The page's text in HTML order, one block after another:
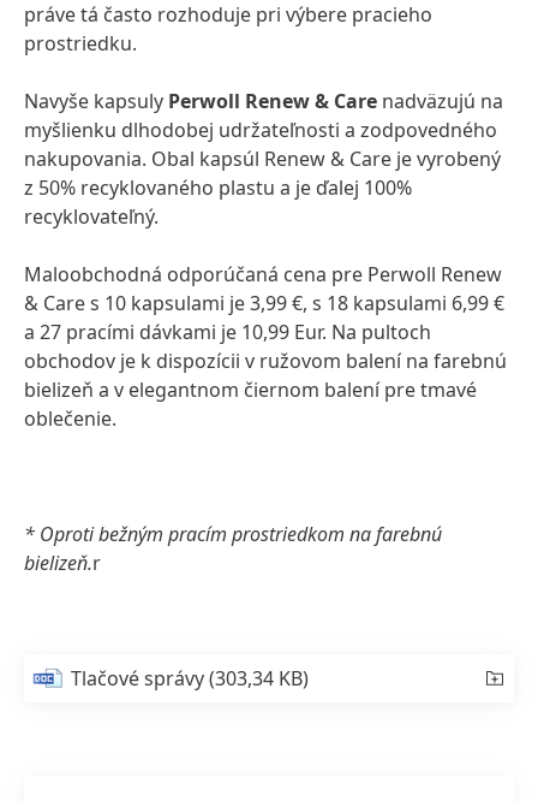
práve tá často rozhoduje pri výbere pracieho
prostriedku.
Navyše kapsuly Perwoll Renew & Care nadväzujú na
myšlienku dlhodobej udržateľnosti a zodpovedného
nakupovania. Obal kapsúl Renew & Care je vyrobený
z 50% recyklovaného plastu a je ďalej 100%
recyklovateľný.
Maloobchodná odporúčaná cena pre Perwoll Renew
& Care s 10 kapsulami je 3,99 €, s 18 kapsulami 6,99 €
a 27 pracími dávkami je 10,99 Eur. Na pultoch
obchodov je k dispozícii v ružovom balení na farebnú
bielizeň a v elegantnom čiernom balení pre tmavé
oblečenie.
* Oproti bežným pracím prostriedkom na farebnú
bielizeň.r
Tlačové správy(303,34 KB)